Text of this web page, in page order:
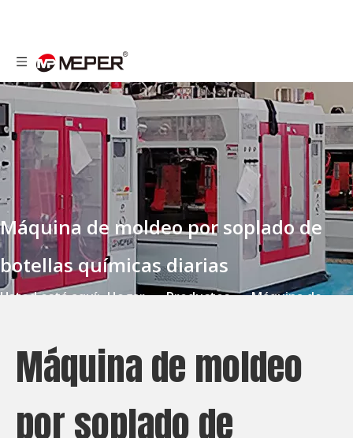
Máquina de moldeo por soplado de
botellas químicas diarias
Usted está aquí: Hogar » Productos » Máquina de
Máquina de moldeo
por soplado de